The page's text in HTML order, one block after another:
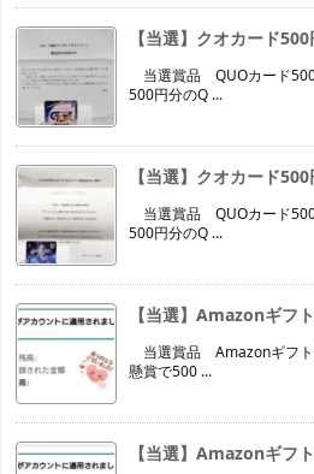
【当選】クオカード
当選賞品 QUOカード
500円分のQ ...
【当選】クオカード
当選賞品 QUOカード
500円分のQ ...
【当選】Amazonギフ
当選賞品 Amazonギフ
懸賞で500 ...
【当選】Amazonギフ